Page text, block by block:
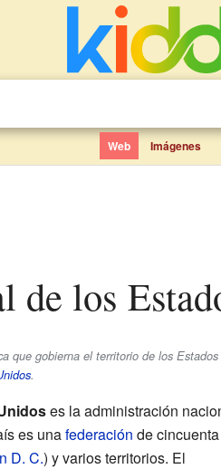
Web Imágenes
de los
que gobierna el territorio de los
.
es la administración
es unafederación de cincuenta
D. C.) y varios territorios. El